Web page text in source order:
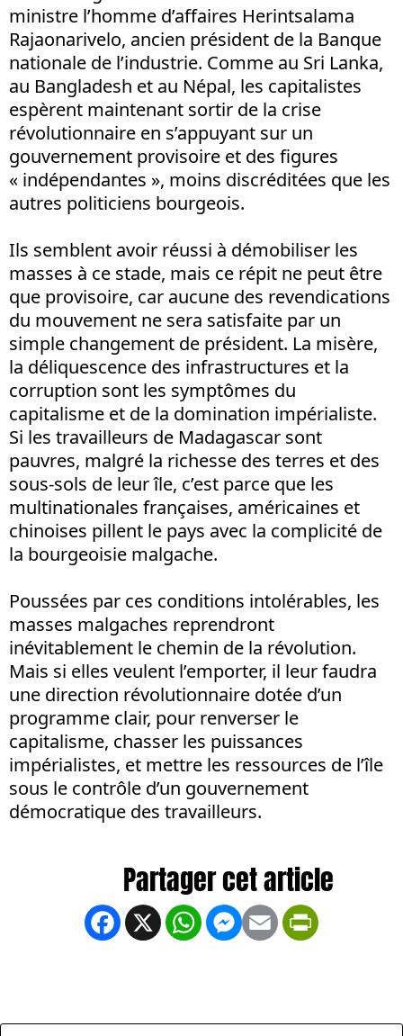
ministre l’homme d’affaires Herintsalama
Rajaonarivelo, ancien président de la Banque
nationale de l’industrie. Comme au Sri Lanka,
au Bangladesh et au Népal, les capitalistes
espèrent maintenant sortir de la crise
révolutionnaire en s’appuyant sur un
gouvernement provisoire et des figures
« indépendantes », moins discréditées que les
autres politiciens bourgeois.
Ils semblent avoir réussi à démobiliser les
masses à ce stade, mais ce répit ne peut être
que provisoire, car aucune des revendications
du mouvement ne sera satisfaite par un
simple changement de président. La misère,
la déliquescence des infrastructures et la
corruption sont les symptômes du
capitalisme et de la domination impérialiste.
Si les travailleurs de Madagascar sont
pauvres, malgré la richesse des terres et des
sous-sols de leur île, c’est parce que les
multinationales françaises, américaines et
chinoises pillent le pays avec la complicité de
la bourgeoisie malgache.
Poussées par ces conditions intolérables, les
masses malgaches reprendront
inévitablement le chemin de la révolution.
Mais si elles veulent l’emporter, il leur faudra
une direction révolutionnaire dotée d’un
programme clair, pour renverser le
capitalisme, chasser les puissances
impérialistes, et mettre les ressources de l’île
sous le contrôle d’un gouvernement
démocratique des travailleurs.
Facebook
X WhatsApp
Messenger
Email